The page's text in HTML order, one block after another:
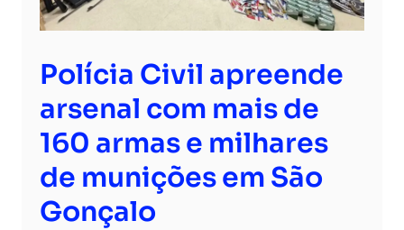
Polícia Civil apreende
arsenal com mais de
160 armas e milhares
de munições em São
Gonçalo